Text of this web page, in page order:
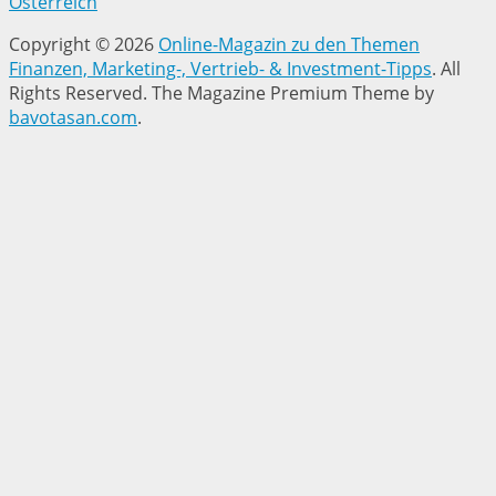
Copyright © 2026 Online-Magazin zu den Themen
Finanzen, Marketing-, Vertrieb- & Investment-Tipps. All
Rights Reserved. The Magazine Premium Theme by
bavotasan.com.